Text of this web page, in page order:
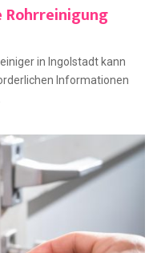
in Ingolstadt kann
Informationen